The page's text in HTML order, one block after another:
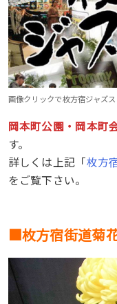
画像クリックで枚方宿ジャズス
岡本町公園・岡本町
す。
詳しくは上記「枚方
をご覧下さい。
■枚方宿街道菊